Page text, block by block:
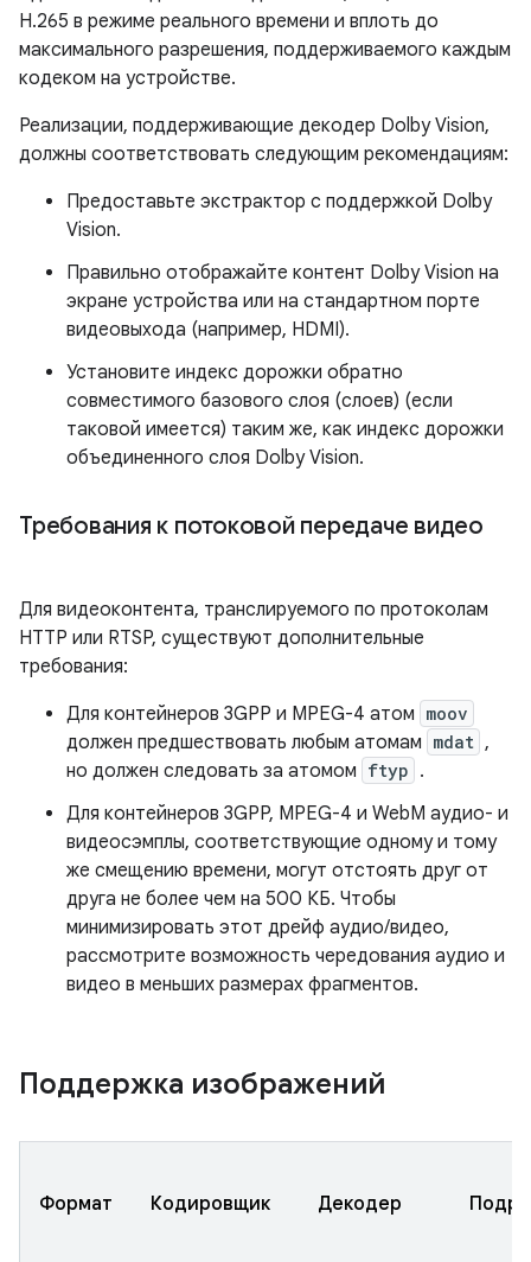
H.265 в режиме реального времени и вплоть до
максимального разрешения, поддерживаемого каждым
кодеком на устройстве.
Реализации, поддерживающие декодер Dolby Vision,
должны соответствовать следующим рекомендациям:
Предоставьте экстрактор с поддержкой Dolby
Vision.
Правильно отображайте контент Dolby Vision на
экране устройства или на стандартном порте
видеовыхода (например, HDMI).
Установите индекс дорожки обратно
совместимого базового слоя (слоев) (если
таковой имеется) таким же, как индекс дорожки
объединенного слоя Dolby Vision.
Требования к потоковой передаче видео
Для видеоконтента, транслируемого по протоколам
HTTP или RTSP, существуют дополнительные
требования:
Для контейнеров 3GPP и MPEG-4 атом moov
должен предшествовать любым атомам mdat ,
но должен следовать за атомом ftyp .
Для контейнеров 3GPP, MPEG-4 и WebM аудио- и
видеосэмплы, соответствующие одному и тому
же смещению времени, могут отстоять друг от
друга не более чем на 500 КБ. Чтобы
минимизировать этот дрейф аудио/видео,
рассмотрите возможность чередования аудио и
видео в меньших размерах фрагментов.
Поддержка изображений
Формат Кодировщик Декодер